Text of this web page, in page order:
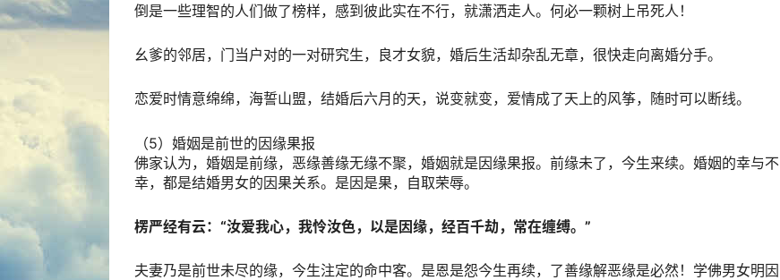
倒是一些理智的人们做了榜样，感到彼此实在不行，就潇洒走人。何必一颗树上吊死人！
幺爹的邻居，门当户对的一对研究生，良才女貌，婚后生活却杂乱无章，很快走向离婚分手。
恋爱时情意绵绵，海誓山盟，结婚后六月的天，说变就变，爱情成了天上的风筝，随时可以断线。
（5）婚姻是前世的因缘果报
佛家认为，婚姻是前缘，恶缘善缘无缘不聚，婚姻就是因缘果报。前缘未了，今生来续。婚姻的幸与不
幸，都是结婚男女的因果关系。是因是果，自取荣辱。
楞严经有云：“汝爱我心，我怜汝色，以是因缘，经百千劫，常在缠缚。”
夫妻乃是前世未尽的缘，今生注定的命中客。是恩是怨今生再续，了善缘解恶缘是必然！学佛男女明因